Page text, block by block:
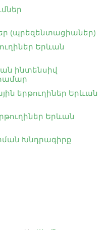
(պրեզենտացիաներ)
Երևան
ինտենսիվ
երթուղիներ Երևան
Երևան
Խնդրագիրք